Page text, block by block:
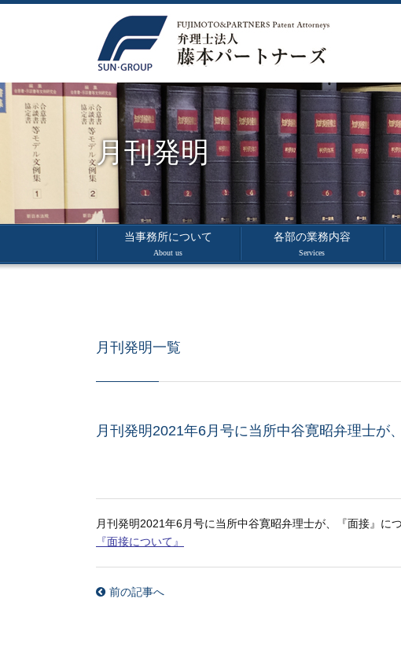
月刊発明
当事務所について
About us
各部の業務内容
Services
月刊発明一覧
月刊発明2021年6月号に当所中谷寛昭弁理士が
月刊発明2021年6月号に当所中谷寛昭弁理士が、『面接』に
『面接について』
前の記事へ